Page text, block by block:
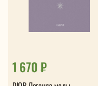
1 670 ₽